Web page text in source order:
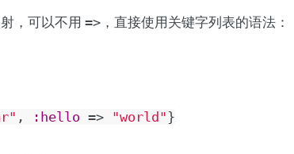
，可以不用 => ，直接使用关键字列表的语法：
, :hello => "world"}